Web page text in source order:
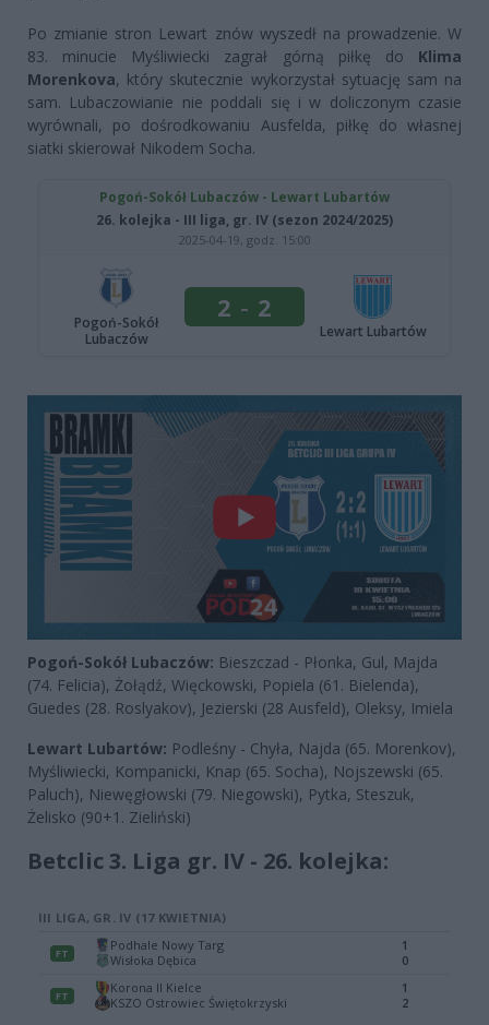
Po zmianie stron Lewart znów wyszedł na prowadzenie. W
83. minucie Myśliwiecki zagrał górną piłkę do Klima
Morenkova, który skutecznie wykorzystał sytuację sam na
sam. Lubaczowianie nie poddali się i w doliczonym czasie
wyrównali, po dośrodkowaniu Ausfelda, piłkę do własnej
siatki skierował Nikodem Socha.
Pogoń-Sokół Lubaczów: Bieszczad - Płonka, Gul, Majda
(74. Felicia), Żołądź, Więckowski, Popiela (61. Bielenda),
Guedes (28. Roslyakov), Jezierski (28 Ausfeld), Oleksy, Imiela
Lewart Lubartów: Podleśny - Chyła, Najda (65. Morenkov),
Myśliwiecki, Kompanicki, Knap (65. Socha), Nojszewski (65.
Paluch), Niewęgłowski (79. Niegowski), Pytka, Steszuk,
Żelisko (90+1. Zieliński)
Betclic 3. Liga gr. IV - 26. kolejka: